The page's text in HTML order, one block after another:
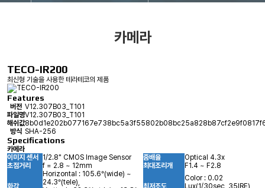
카메라
TECO-IR200
최신형 기술을 사용한 테라테코의 제품
Features
버전 V12.307B03_T101
파일명V12.307B03_T101
해쉬값
방식 SHA-256
Specifications
카메라
이미지 센서
1/2.8" CMOS Image Sensor 줌배율
Optical 4.3x
초점거리
f = 2.8 ~ 12mm 최대조리개 F1.4 ~ F2.8
Horizontal : 105.6°(wide) ~
24.3°(tele),
Color : 0.02